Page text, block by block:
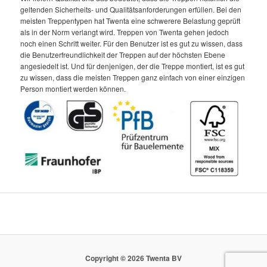
geltenden Sicherheits- und Qualitätsanforderungen erfüllen. Bei den
meisten Treppentypen hat Twenta eine schwerere Belastung geprüft
als in der Norm verlangt wird. Treppen von Twenta gehen jedoch
noch einen Schritt weiter. Für den Benutzer ist es gut zu wissen, dass
die Benutzerfreundlichkeit der Treppen auf der höchsten Ebene
angesiedelt ist. Und für denjenigen, der die Treppe montiert, ist es gut
zu wissen, dass die meisten Treppen ganz einfach von einer einzigen
Person montiert werden können.
Copyright ©2026 Twenta BV